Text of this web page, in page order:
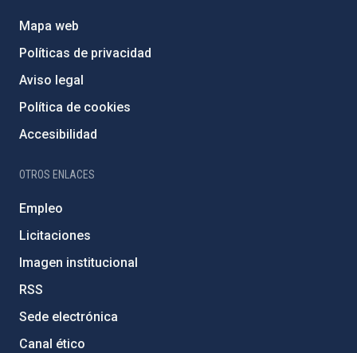
Mapa web
Políticas de privacidad
Aviso legal
Política de cookies
Accesibilidad
OTROS ENLACES
Empleo
Licitaciones
Imagen institucional
RSS
Sede electrónica
Canal ético